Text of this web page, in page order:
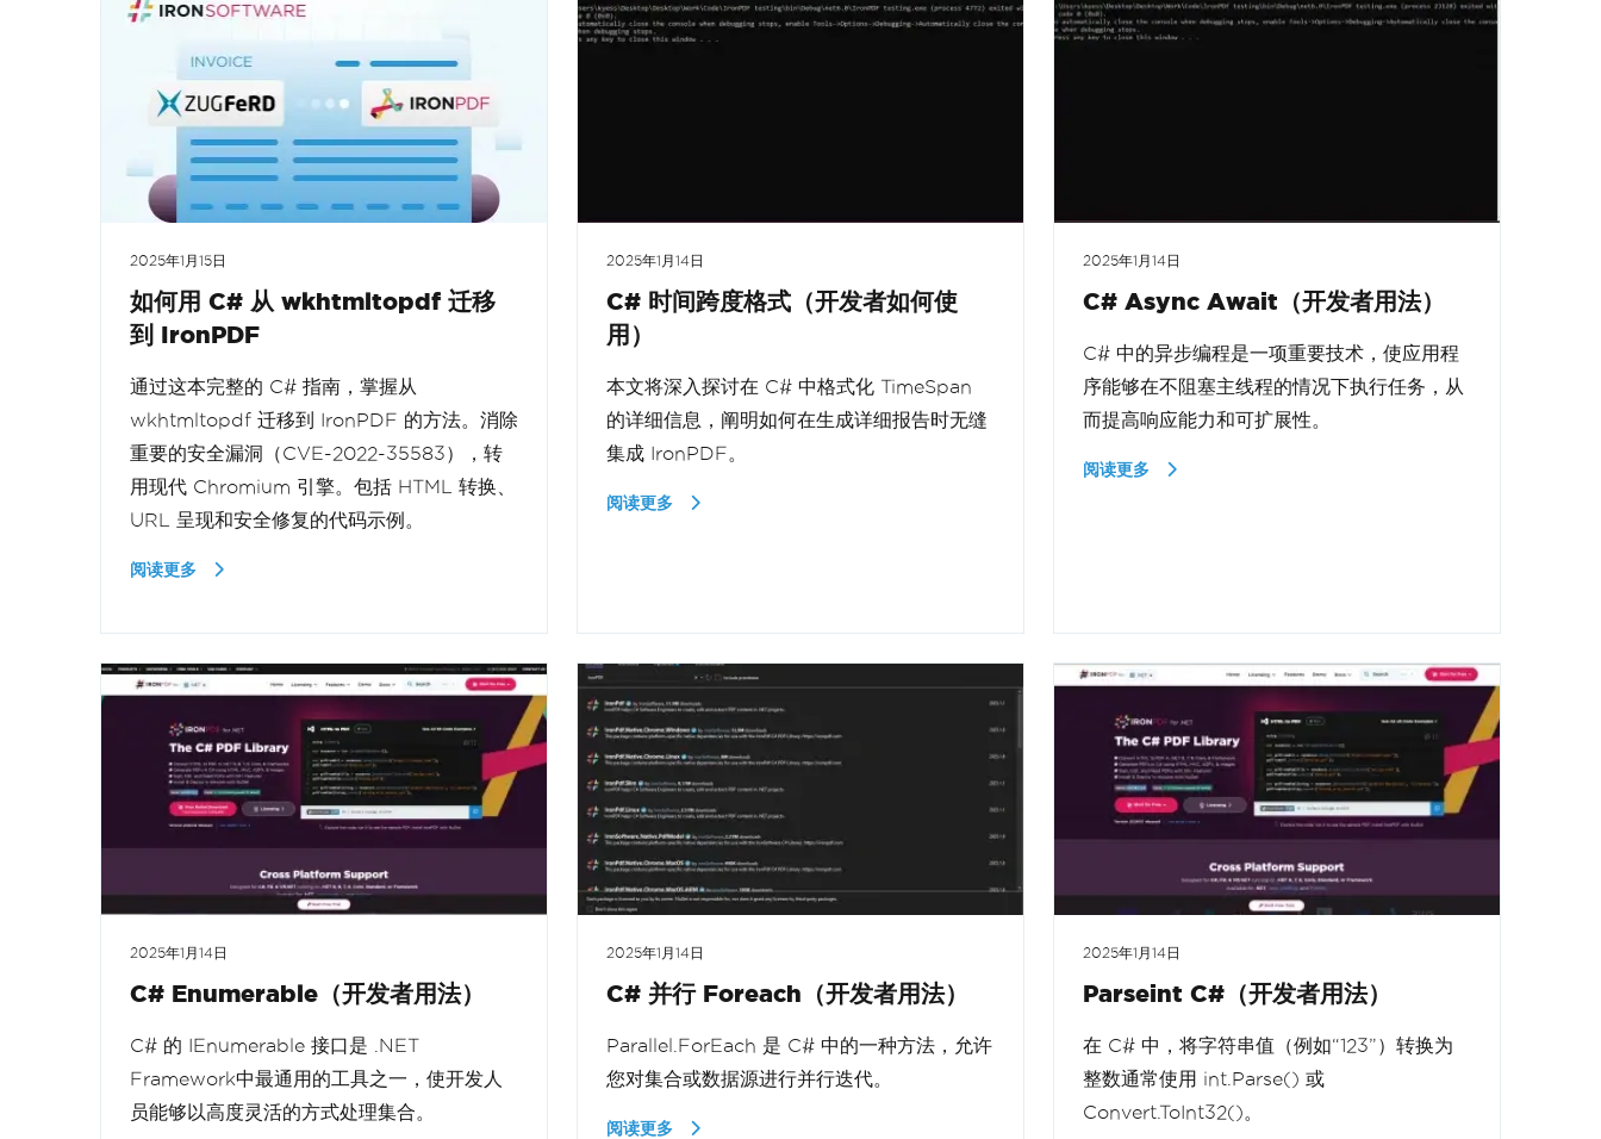
2025年1月15日
如何用 C# 从 wkhtmltopdf 迁移
到 IronPDF
通过这本完整的 C# 指南，掌握从
wkhtmltopdf 迁移到 IronPDF 的方法。消除
重要的安全漏洞（CVE-2022-35583），转
用现代 Chromium 引擎。包括 HTML 转换、
URL 呈现和安全修复的代码示例。
阅读更多
2025年1月14日
C# 时间跨度格式（开发者如何使
用）
本文将深入探讨在 C# 中格式化 TimeSpan
的详细信息，阐明如何在生成详细报告时无缝
集成 IronPDF。
阅读更多
2025年1月14日
C# Async Await（开发者用法）
C# 中的异步编程是一项重要技术，使应用程
序能够在不阻塞主线程的情况下执行任务，从
而提高响应能力和可扩展性。
阅读更多
2025年1月14日
C# Enumerable（开发者用法）
C# 的 IEnumerable 接口是 .NET
Framework中最通用的工具之一，使开发人
员能够以高度灵活的方式处理集合。
2025年1月14日
C# 并行 Foreach（开发者用法）
Parallel.ForEach 是 C# 中的一种方法，允许
您对集合或数据源进行并行迭代。
阅读更多
2025年1月14日
Parseint C#（开发者用法）
在 C# 中，将字符串值（例如“123”）转换为
整数通常使用 int.Parse() 或
Convert.ToInt32()。